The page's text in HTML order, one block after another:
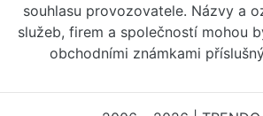
souhlasu provozovatele. Názvy a
služeb, firem a společností mohou
obchodními známkami